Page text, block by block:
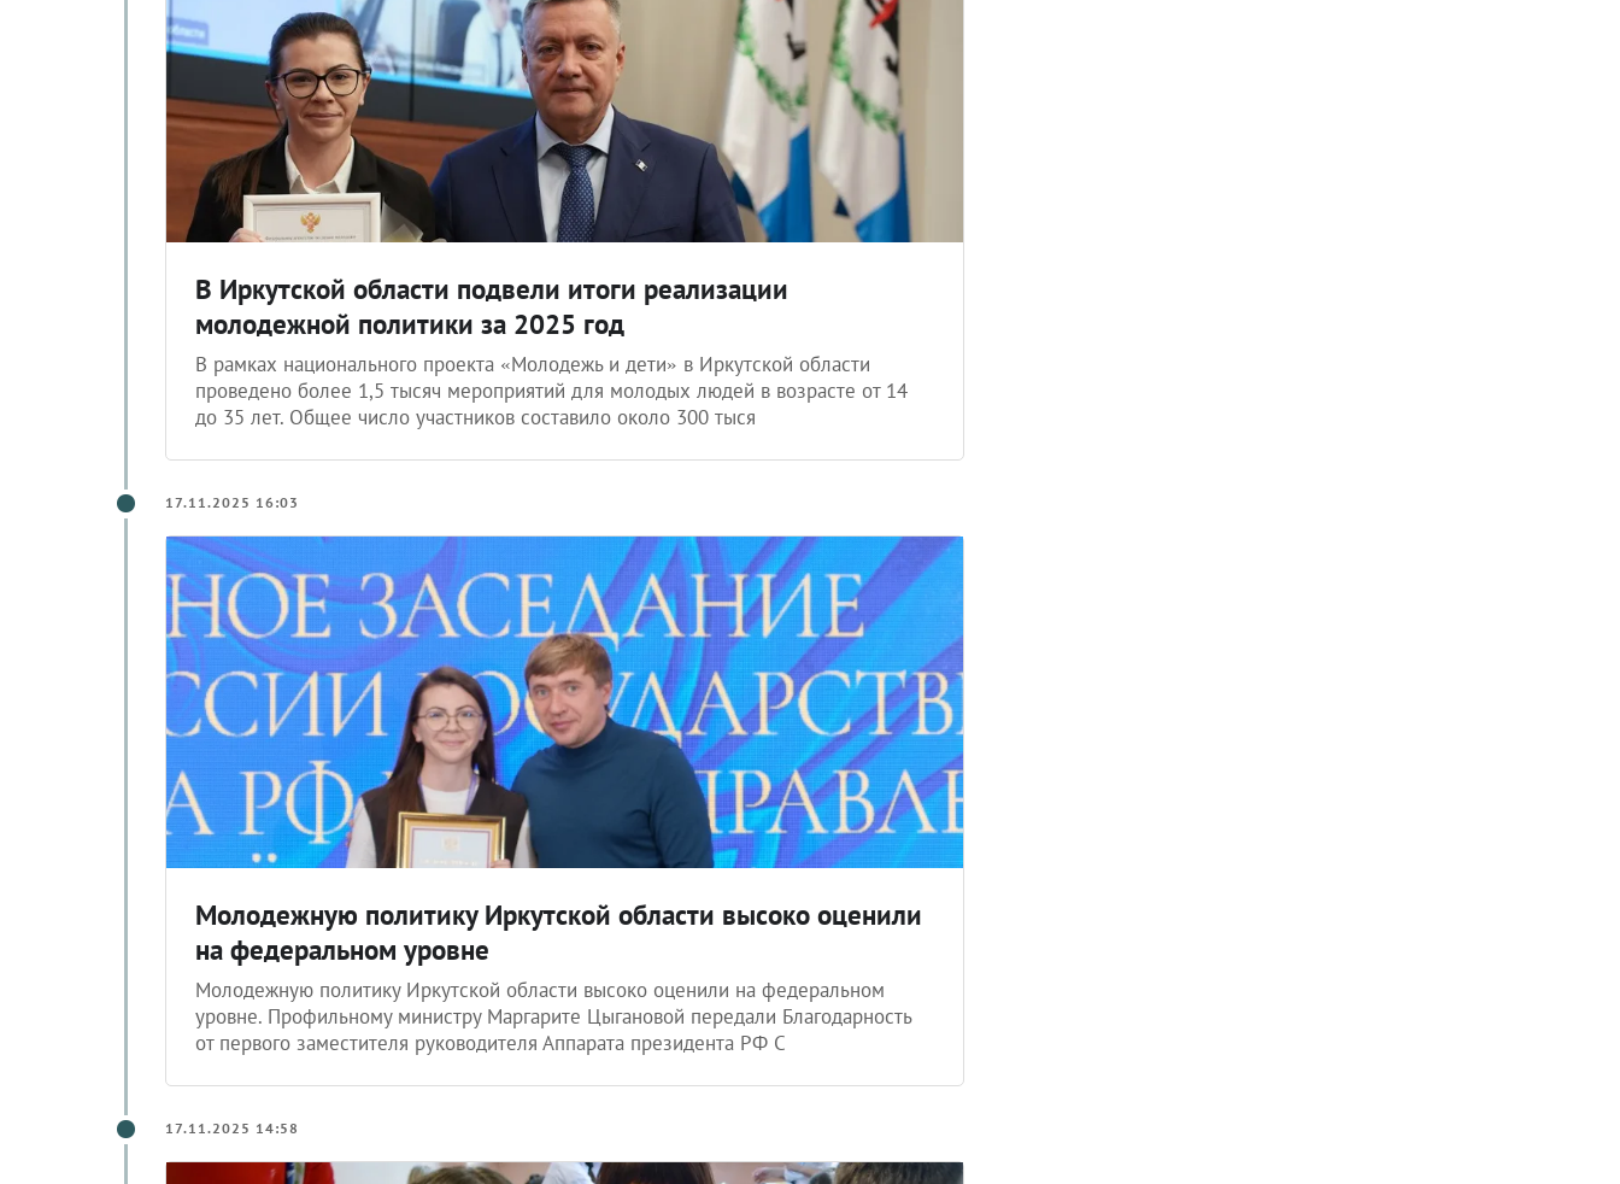
В Иркутской области подвели итоги реализации
молодежной политики за 2025 год
В рамках национального проекта «Молодежь и дети» в Иркутской области
проведено более 1,5 тысяч мероприятий для молодых людей в возрасте от 14
до 35 лет. Общее число участников составило около 300 тыся
17.11.2025 16:03
Молодежную политику Иркутской области высоко оценили
на федеральном уровне
Молодежную политику Иркутской области высоко оценили на федеральном
уровне. Профильному министру Маргарите Цыгановой передали Благодарность
от первого заместителя руководителя Аппарата президента РФ С
17.11.2025 14:58